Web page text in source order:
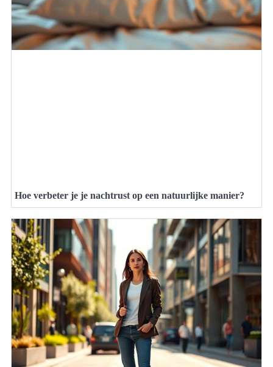
Hoe verbeter je je nachtrust op een natuurlijke manier?